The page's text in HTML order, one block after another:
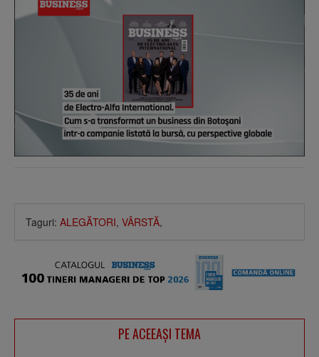
Taguri: ALEGĂTORI, VÂRSTĂ,
PE ACEEAŞI TEMA